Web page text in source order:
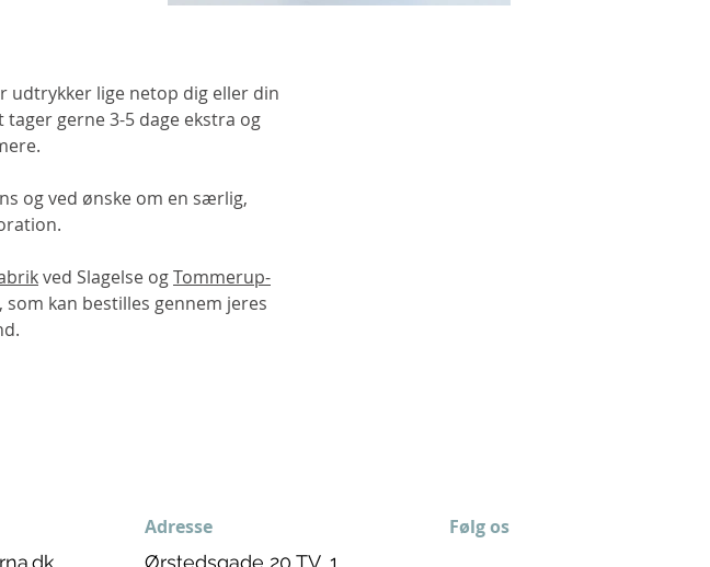
udtrykker lige netop dig eller din
gerne 3-5 dage ekstra og
og ved ønske om en særlig,
ved Slagelse ogTommerup-
kan bestilles gennem jeres
Adresse
Ørstedsgade 20 TV, 1
Følg os